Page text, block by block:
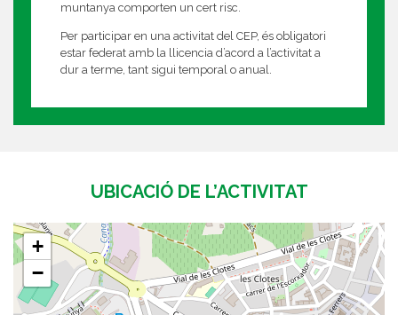
muntanya comporten un cert risc.
Per participar en una activitat del CEP, és obligatori
estar federat amb la llicencia d’acord a l’activitat a
dur a terme, tant sigui temporal o anual.
UBICACIÓ DE L’ACTIVITAT
+
−